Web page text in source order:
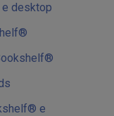
desktop
e